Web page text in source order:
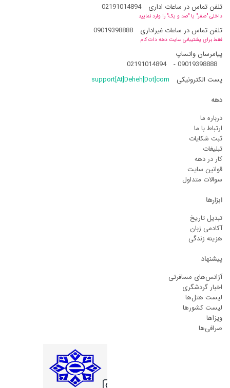
تلفن تماس در ساعات اداری
02191014894
داخلی "صفر" یا "صد و یک" را وارد نمایید
تلفن تماس در ساعات غیراداری 09019398888
فقط برای پشتیبانی سایت دهه دات کام
پیامرسان واتساپ
09019398888
-
02191014894
پست الکترونیکی
support[At]Deheh[Dot]com
دهه
درباره ما
ارتباط با ما
ثبت شکایات
تبلیغات
کار در دهه
قوانین سایت
سوالات متداول
ابزارها
تبدیل تاریخ
آکادمی زبان
هزینه زندگی
پیشنهاد
آژانس‌های مسافرتی
اخبار گردشگری
لیست هتل‌ها
لیست کشورها
ویزاها
صرافی‌ها